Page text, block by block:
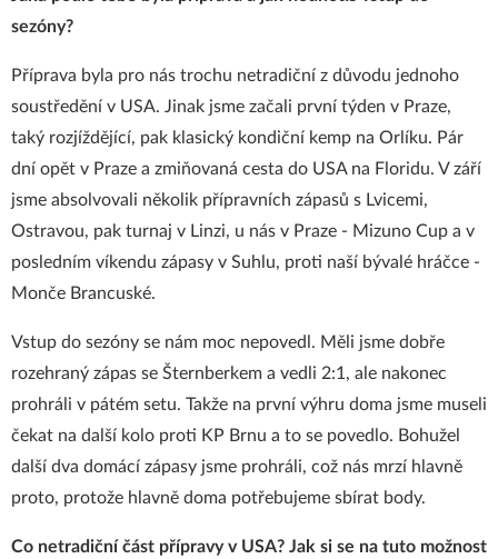
sezóny?
Příprava byla pro nás trochu netradiční z důvodu jednoho
soustředění v USA. Jinak jsme začali první týden v Praze,
taký rozjíždějící, pak klasický kondiční kemp na Orlíku. Pár
dní opět v Praze a zmiňovaná cesta do USA na Floridu. V září
jsme absolvovali několik přípravních zápasů s Lvicemi,
Ostravou, pak turnaj v Linzi, u nás v Praze - Mizuno Cup a v
posledním víkendu zápasy v Suhlu, proti naší bývalé hráčce -
Monče Brancuské.
Vstup do sezóny se nám moc nepovedl. Měli jsme dobře
rozehraný zápas se Šternberkem a vedli 2:1, ale nakonec
prohráli v pátém setu. Takže na první výhru doma jsme museli
čekat na další kolo proti KP Brnu a to se povedlo. Bohužel
další dva domácí zápasy jsme prohráli, což nás mrzí hlavně
proto, protože hlavně doma potřebujeme sbírat body.
Co netradiční část přípravy v USA? Jak si se na tuto možnost